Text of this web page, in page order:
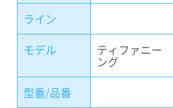
ライン
モデル
ティファニー
ング
型番/品番